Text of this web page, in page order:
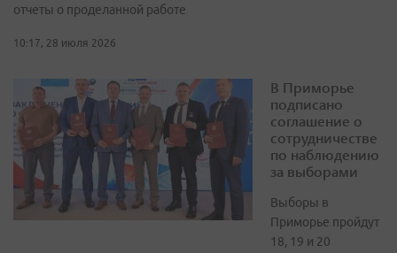
отчеты о проделанной работе
10:17, 28 июля 2026
В Приморье
подписано
соглашение о
сотрудничестве
по наблюдению
за выборами
Выборы в
Приморье пройдут
18, 19 и 20